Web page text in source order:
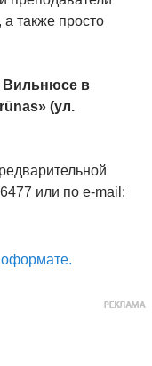
a также просто
Вильнюсе в
(ул.
или по e-mail: